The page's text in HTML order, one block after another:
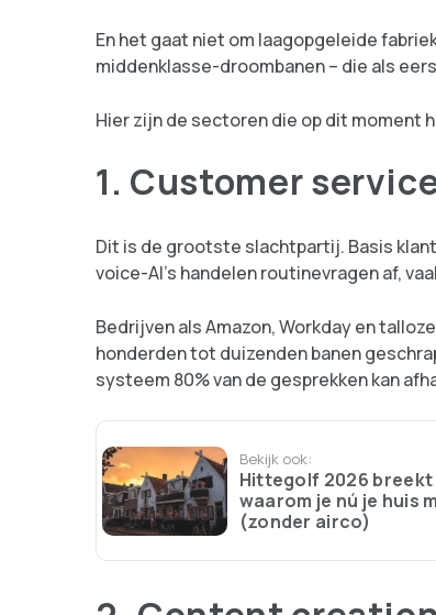
En het gaat niet om laagopgeleide
middenklasse-droombanen – die als
Hier zijn de sectoren die op dit moment
1. Customer
Dit is de grootste slachtpartij. Basis
voice-AI’s handelen routinevragen af,
Bedrijven als Amazon, Workday en
honderden tot duizenden banen
systeem 80% van de gesprekken kan
Bekijk ook:
Hittegolf 2026
waarom je nú je huis
(zonder airco)